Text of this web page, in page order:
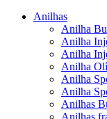
Anilhas
Anilha
Anilha
Anilha
Anilha
Anilha
Anilha
Anilhas